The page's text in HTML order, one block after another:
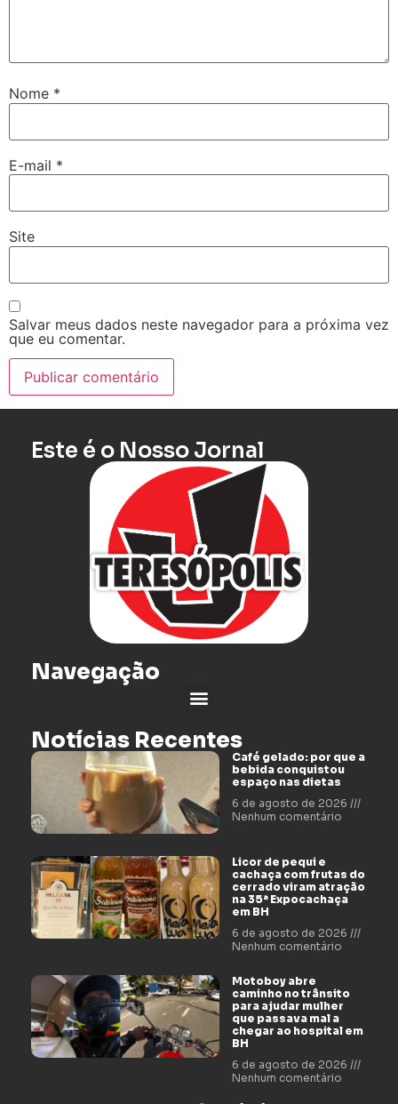
Nome *
E-mail *
Site
Salvar meus dados neste navegador para a próxima vez
que eu comentar.
Este é o Nosso Jornal
Navegação
Notícias Recentes
Café gelado: por que a
bebida conquistou
espaço nas dietas
6 de agosto de 2026
Nenhum comentário
Licor de pequi e
cachaça com frutas do
cerrado viram atração
na 35ª Expocachaça
em BH
6 de agosto de 2026
Nenhum comentário
Motoboy abre
caminho no trânsito
para ajudar mulher
que passava mal a
chegar ao hospital em
BH
6 de agosto de 2026
Nenhum comentário